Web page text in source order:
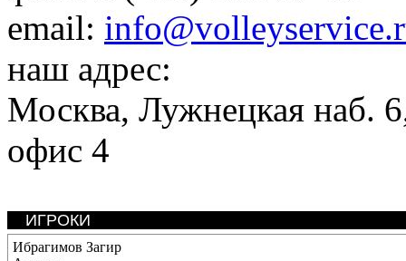
email:
наш адрес:
Москва, Лужнецкая наб.
офис 4
ИГРОКИ
Ибрагимов Загир